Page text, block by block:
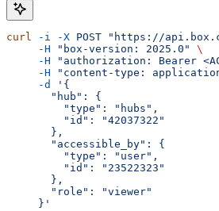
curl -i -X POST "https://
     -H
"box-version: 2025.0"
\
     -H
"authorization: Bearer
     -H
"content-type:
     -d
'{
       "hub": {
         "type": "hubs",
         "id": "42037322"
       },
       "accessible_by": {
         "type": "user",
         "id": "23522323"
       },
       "role": "viewer"
     }'